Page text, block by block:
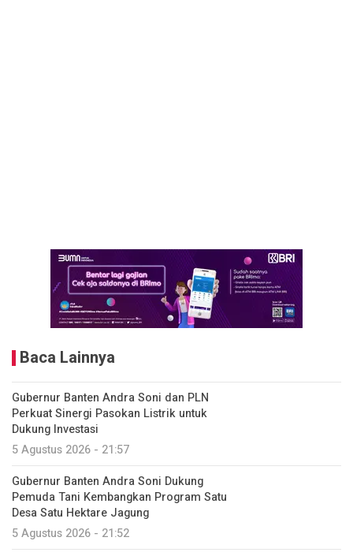
Baca Lainnya
Gubernur Banten Andra Soni dan PLN
Perkuat Sinergi Pasokan Listrik untuk
Dukung Investasi
5 Agustus 2026 - 21:57
Gubernur Banten Andra Soni Dukung
Pemuda Tani Kembangkan Program Satu
Desa Satu Hektare Jagung
5 Agustus 2026 - 21:52